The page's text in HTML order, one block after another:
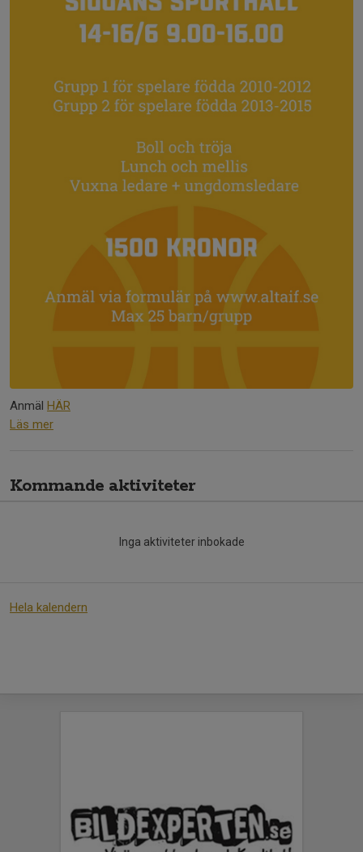
Anmäl HÄR
Läs mer
Kommande aktiviteter
Inga aktiviteter inbokade
Hela kalendern